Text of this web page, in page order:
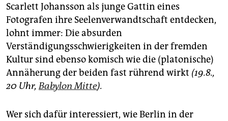
Scarlett Johansson als junge Gattin eines
Fotografen ihre Seelenverwandtschaft entdecken,
lohnt immer: Die absurden
Verständigungsschwierigkeiten in der fremden
Kultur sind ebenso komisch wie die (platonische)
Annäherung der beiden fast rührend wirkt (19.8.,
20 Uhr,Babylon Mitte).
Wer sich dafür interessiert, wie Berlin in der